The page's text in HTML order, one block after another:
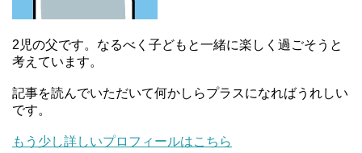
2児の父です。なるべく子どもと一緒に楽しく過ごそうと
考えています。
記事を読んでいただいて何かしらプラスになればうれしい
です。
もう少し詳しいプロフィールはこちら